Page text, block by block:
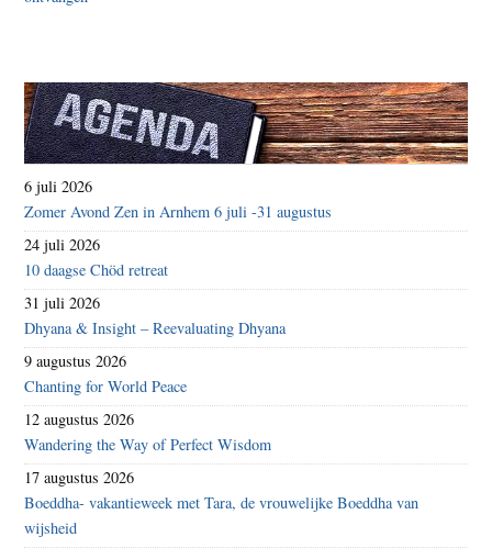
6 juli 2026
Zomer Avond Zen in Arnhem 6 juli -31 augustus
24 juli 2026
10 daagse Chöd retreat
31 juli 2026
Dhyana & Insight – Reevaluating Dhyana
9 augustus 2026
Chanting for World Peace
12 augustus 2026
Wandering the Way of Perfect Wisdom
17 augustus 2026
Boeddha- vakantieweek met Tara, de vrouwelijke Boeddha van
wijsheid